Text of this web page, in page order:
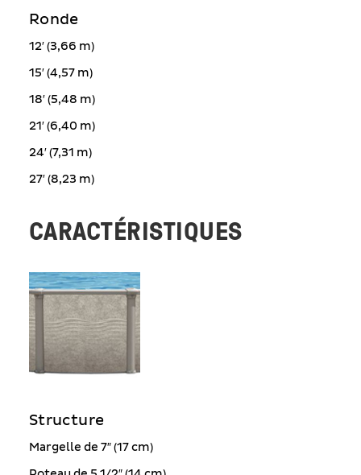
Ronde
12′ (3,66 m)
15′ (4,57 m)
18′ (5,48 m)
21′ (6,40 m)
24′ (7,31 m)
27′ (8,23 m)
CARACTÉRISTIQUES
Structure
Margelle de 7″ (17 cm)